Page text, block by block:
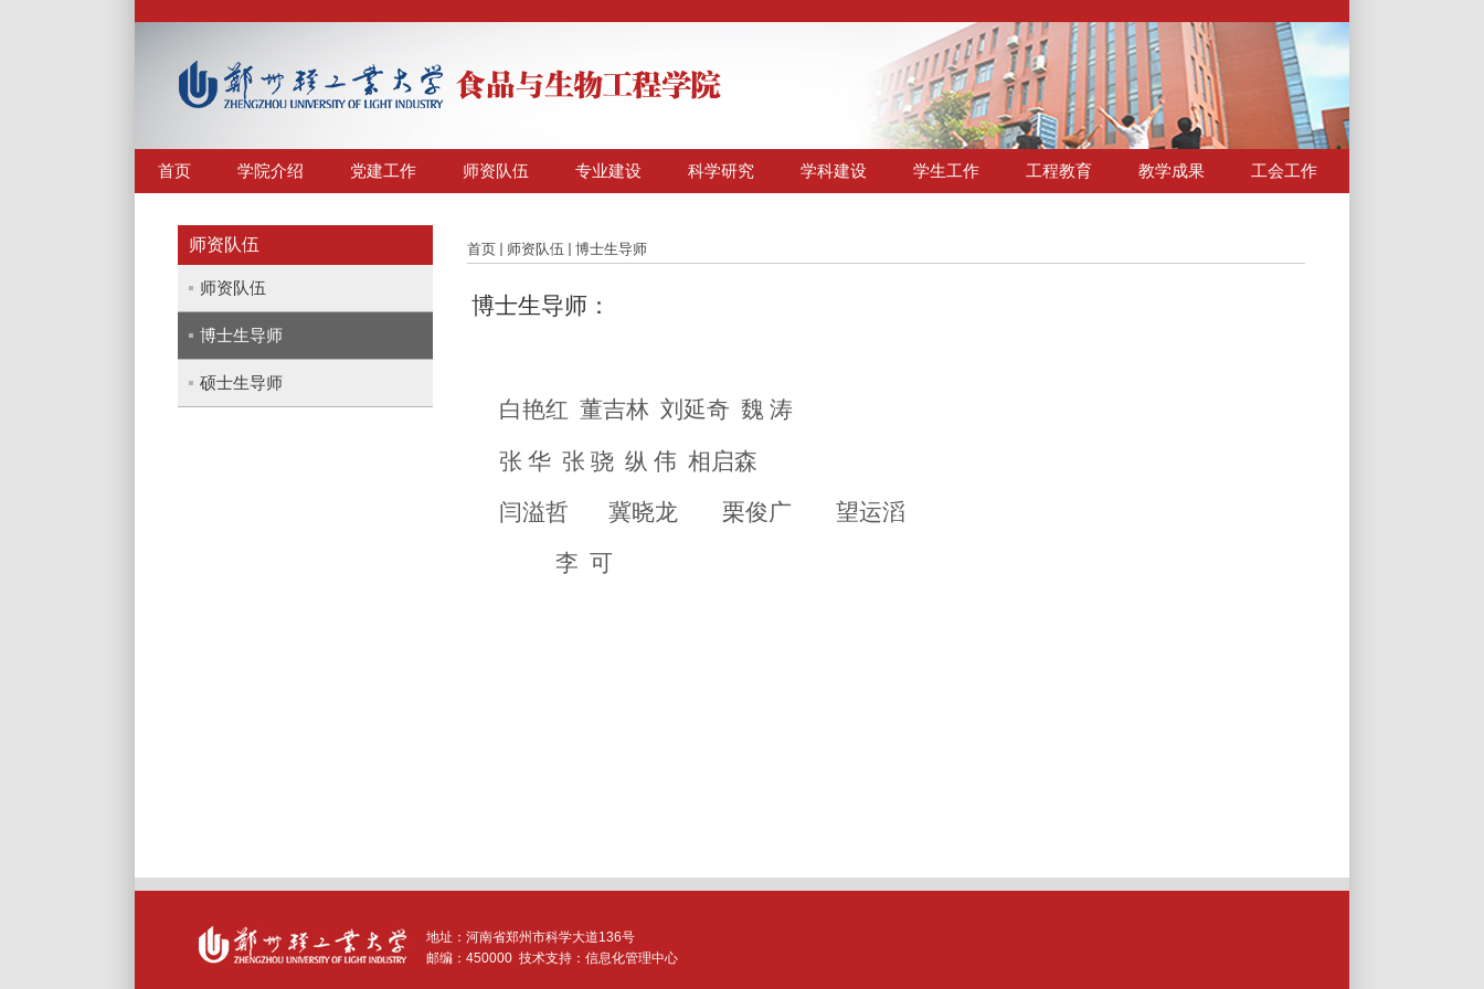
首页 学院介绍 党建工作 师资队伍 专业建设 科学研究 学科建设 学生工作 工程教育 教学成果 工会工作
师资队伍
师资队伍
博士生导师
硕士生导师
首页 师资队伍 博士生导师
博士生导师：
白艳红 董吉林 刘延奇 魏 涛
张 华 张 骁 纵 伟 相启森
闫溢哲
冀晓龙 栗俊广
望运滔
李 可
地址：河南省郑州市科学大道136号
邮编： 450000 技术支持：信息化管理中心